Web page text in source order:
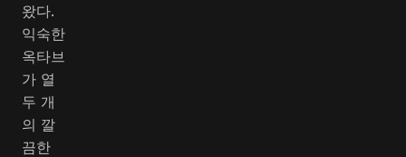
왔다.
익숙한
옥타브
가 열
두 개
의 깔
끔한